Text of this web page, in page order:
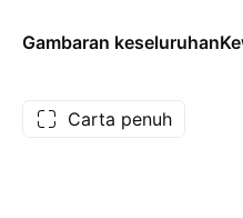
Gambaran keseluruhan
Carta penuh